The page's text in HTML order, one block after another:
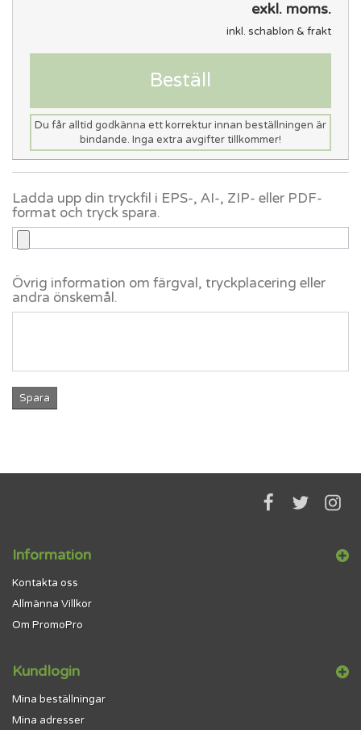
exkl. moms.
inkl. schablon & frakt
Beställ
Du får alltid godkänna ett korrektur innan beställningen är
bindande. Inga extra avgifter tillkommer!
Ladda upp din tryckfil i EPS-, AI-, ZIP- eller PDF-
format och tryck spara.
Övrig information om färgval, tryckplacering eller
andra önskemål.
Spara
Information
Kontakta oss
Allmänna Villkor
Om PromoPro
Kundlogin
Mina beställningar
Mina adresser